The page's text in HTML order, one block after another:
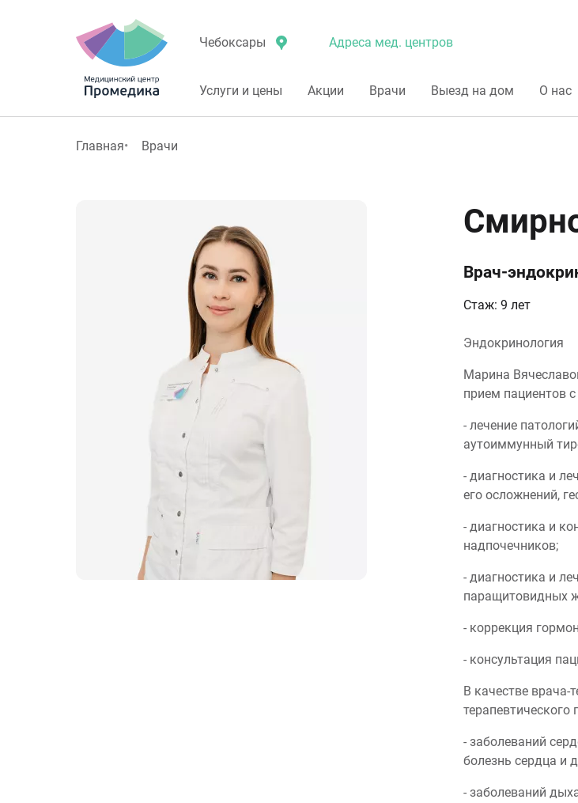
Чебоксары Адреса мед. центров
Услуги и цены Акции Врачи Выезд на дом О нас
Главная Врачи
Врач-
Стаж: 9 лет
Эндокринология
Марина
прием пациентов
- лечение
аутоиммунный
- диагностика и
его осложнений,
- диагностика и
надпочечников;
- диагностика и
паращитовидных
- коррекция
- консультация
В качестве врача-
терапевтического
- заболеваний
болезнь сердца и
- заболеваний